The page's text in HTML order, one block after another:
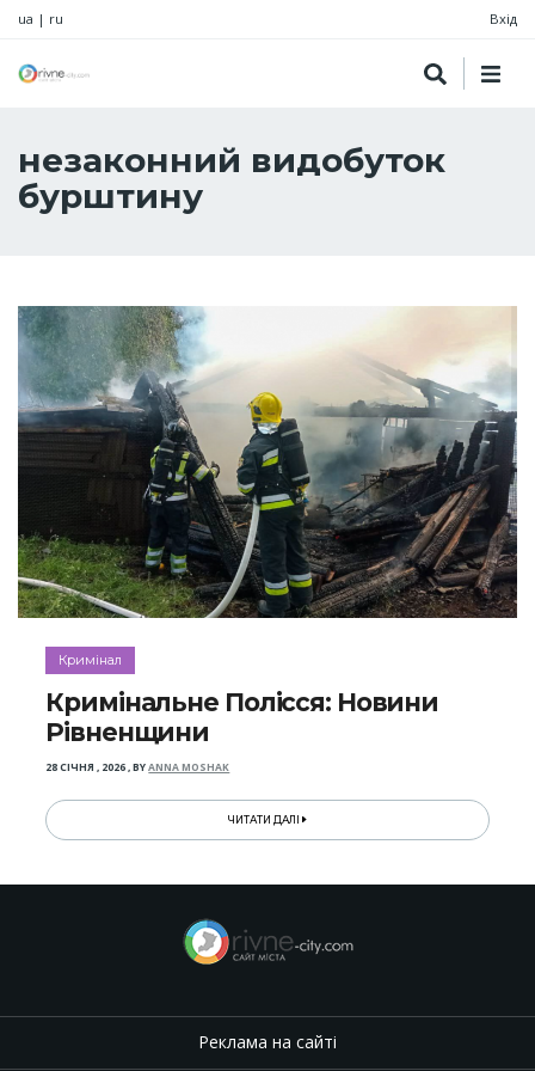
ua | ru Вхід
незаконний видобуток
бурштину
Кримінал
Кримінальне Полісся: Новини
Рівненщини
28 СІЧНЯ , 2026,BYANNA MOSHAK
ЧИТАТИ ДАЛІ
Реклама на сайті